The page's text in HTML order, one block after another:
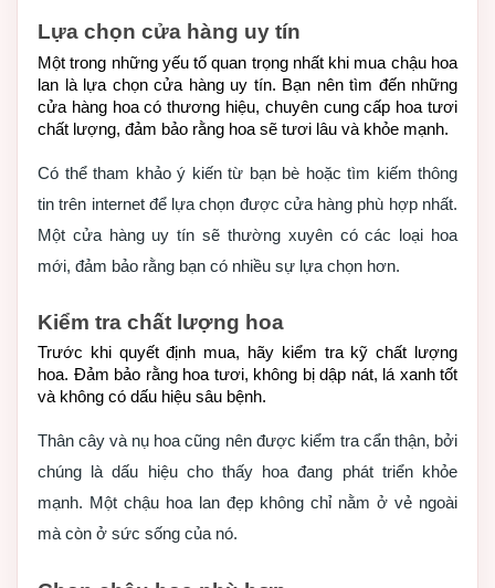
Lựa chọn cửa hàng uy tín
Một trong những yếu tố quan trọng nhất khi mua chậu hoa
lan là lựa chọn cửa hàng uy tín. Bạn nên tìm đến những
cửa hàng hoa có thương hiệu, chuyên cung cấp hoa tươi
chất lượng, đảm bảo rằng hoa sẽ tươi lâu và khỏe mạnh.
Có thể tham khảo ý kiến từ bạn bè hoặc tìm kiếm thông
tin trên internet để lựa chọn được cửa hàng phù hợp nhất.
Một cửa hàng uy tín sẽ thường xuyên có các loại hoa
mới, đảm bảo rằng bạn có nhiều sự lựa chọn hơn.
Kiểm tra chất lượng hoa
Trước khi quyết định mua, hãy kiểm tra kỹ chất lượng
hoa. Đảm bảo rằng hoa tươi, không bị dập nát, lá xanh tốt
và không có dấu hiệu sâu bệnh.
Thân cây và nụ hoa cũng nên được kiểm tra cẩn thận, bởi
chúng là dấu hiệu cho thấy hoa đang phát triển khỏe
mạnh. Một chậu hoa lan đẹp không chỉ nằm ở vẻ ngoài
mà còn ở sức sống của nó.